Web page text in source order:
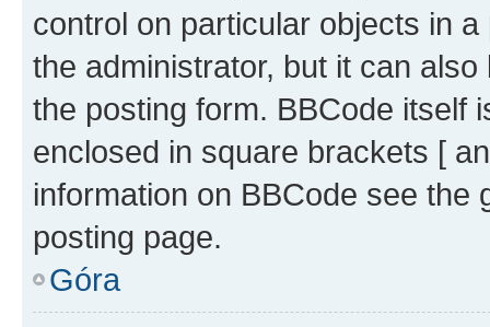
control on particular objects in
the administrator, but it can
the posting form. BBCode itself
enclosed in square brackets [
information on BBCode see
posting page.
Góra